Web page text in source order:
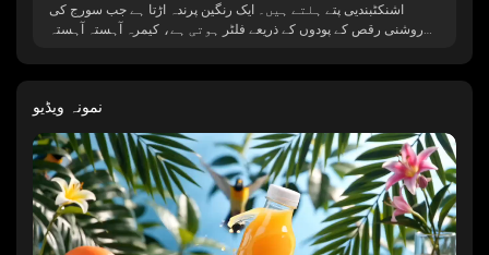
اشنکٹبندیی پتے ہلتے ہیں۔ ایک رنگین پرندہ اڑتا ہے جب سورج کی
روشنی رقص کے پودوں کے ذریعے فلٹر ہوتی ہے، کیمرہ آہستہ آہستہ
اور پھولوں کی تفصیلات کو کیپچر کیا جا سکے۔
نمونہ ویڈیو